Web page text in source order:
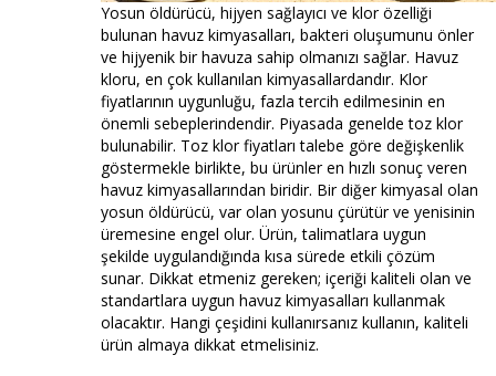
Yosun öldürücü, hijyen sağlayıcı ve klor özelliği
bulunan havuz kimyasalları, bakteri oluşumunu önler
ve hijyenik bir havuza sahip olmanızı sağlar. Havuz
kloru, en çok kullanılan kimyasallardandır. Klor
fiyatlarının uygunluğu, fazla tercih edilmesinin en
önemli sebeplerindendir. Piyasada genelde toz klor
bulunabilir. Toz klor fiyatları talebe göre değişkenlik
göstermekle birlikte, bu ürünler en hızlı sonuç veren
havuz kimyasallarından biridir. Bir diğer kimyasal olan
yosun öldürücü, var olan yosunu çürütür ve yenisinin
üremesine engel olur. Ürün, talimatlara uygun
şekilde uygulandığında kısa sürede etkili çözüm
sunar. Dikkat etmeniz gereken; içeriği kaliteli olan ve
standartlara uygun havuz kimyasalları kullanmak
olacaktır. Hangi çeşidini kullanırsanız kullanın, kaliteli
ürün almaya dikkat etmelisiniz.